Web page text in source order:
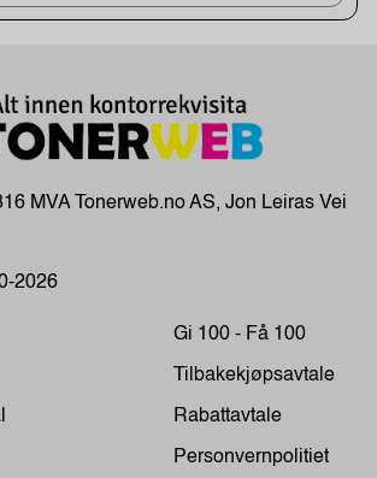
MVA Tonerweb.no AS, Jon Leiras Vei
2026
Gi 100 - Få 100
Tilbakekjøpsavtale
Rabattavtale
Personvernpolitiet